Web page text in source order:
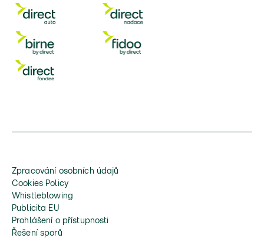
Zpracování osobních údajů
Cookies Policy
Whistleblowing
Publicita EU
Prohlášení o přístupnosti
Řešení sporů